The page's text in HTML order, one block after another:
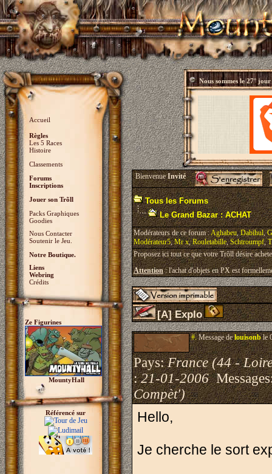
Accueil
Règles
Les 5 Races
Histoire
Classements
Forums
Inscriptions
Jouer son Trõll
Packs Graphiques
Goodies
Nous Contacter
Soutenir le Jeu.
Notre Boutique.
Liens
Webring
Crédits
Ze Figurines
MountyHall
Référencé sur
Nous sommes le27° jour
BienvenueInvité
Tous les Forums
Le Grand Bazar : ACHAT
Modérateurs de ce forum :Aghabeu,Dabihul,
Modérateur5,Mr x,Rouletabille,Schtroumpf,
Proposez ici tout ce que votre Trõll désire
Attention: l'achat d'objets en PX est
[A] Explo
#.Message delouisonble
Pays:France (44 -
:21-01-2006
Compèt')
Hello,
Je cherche le sort